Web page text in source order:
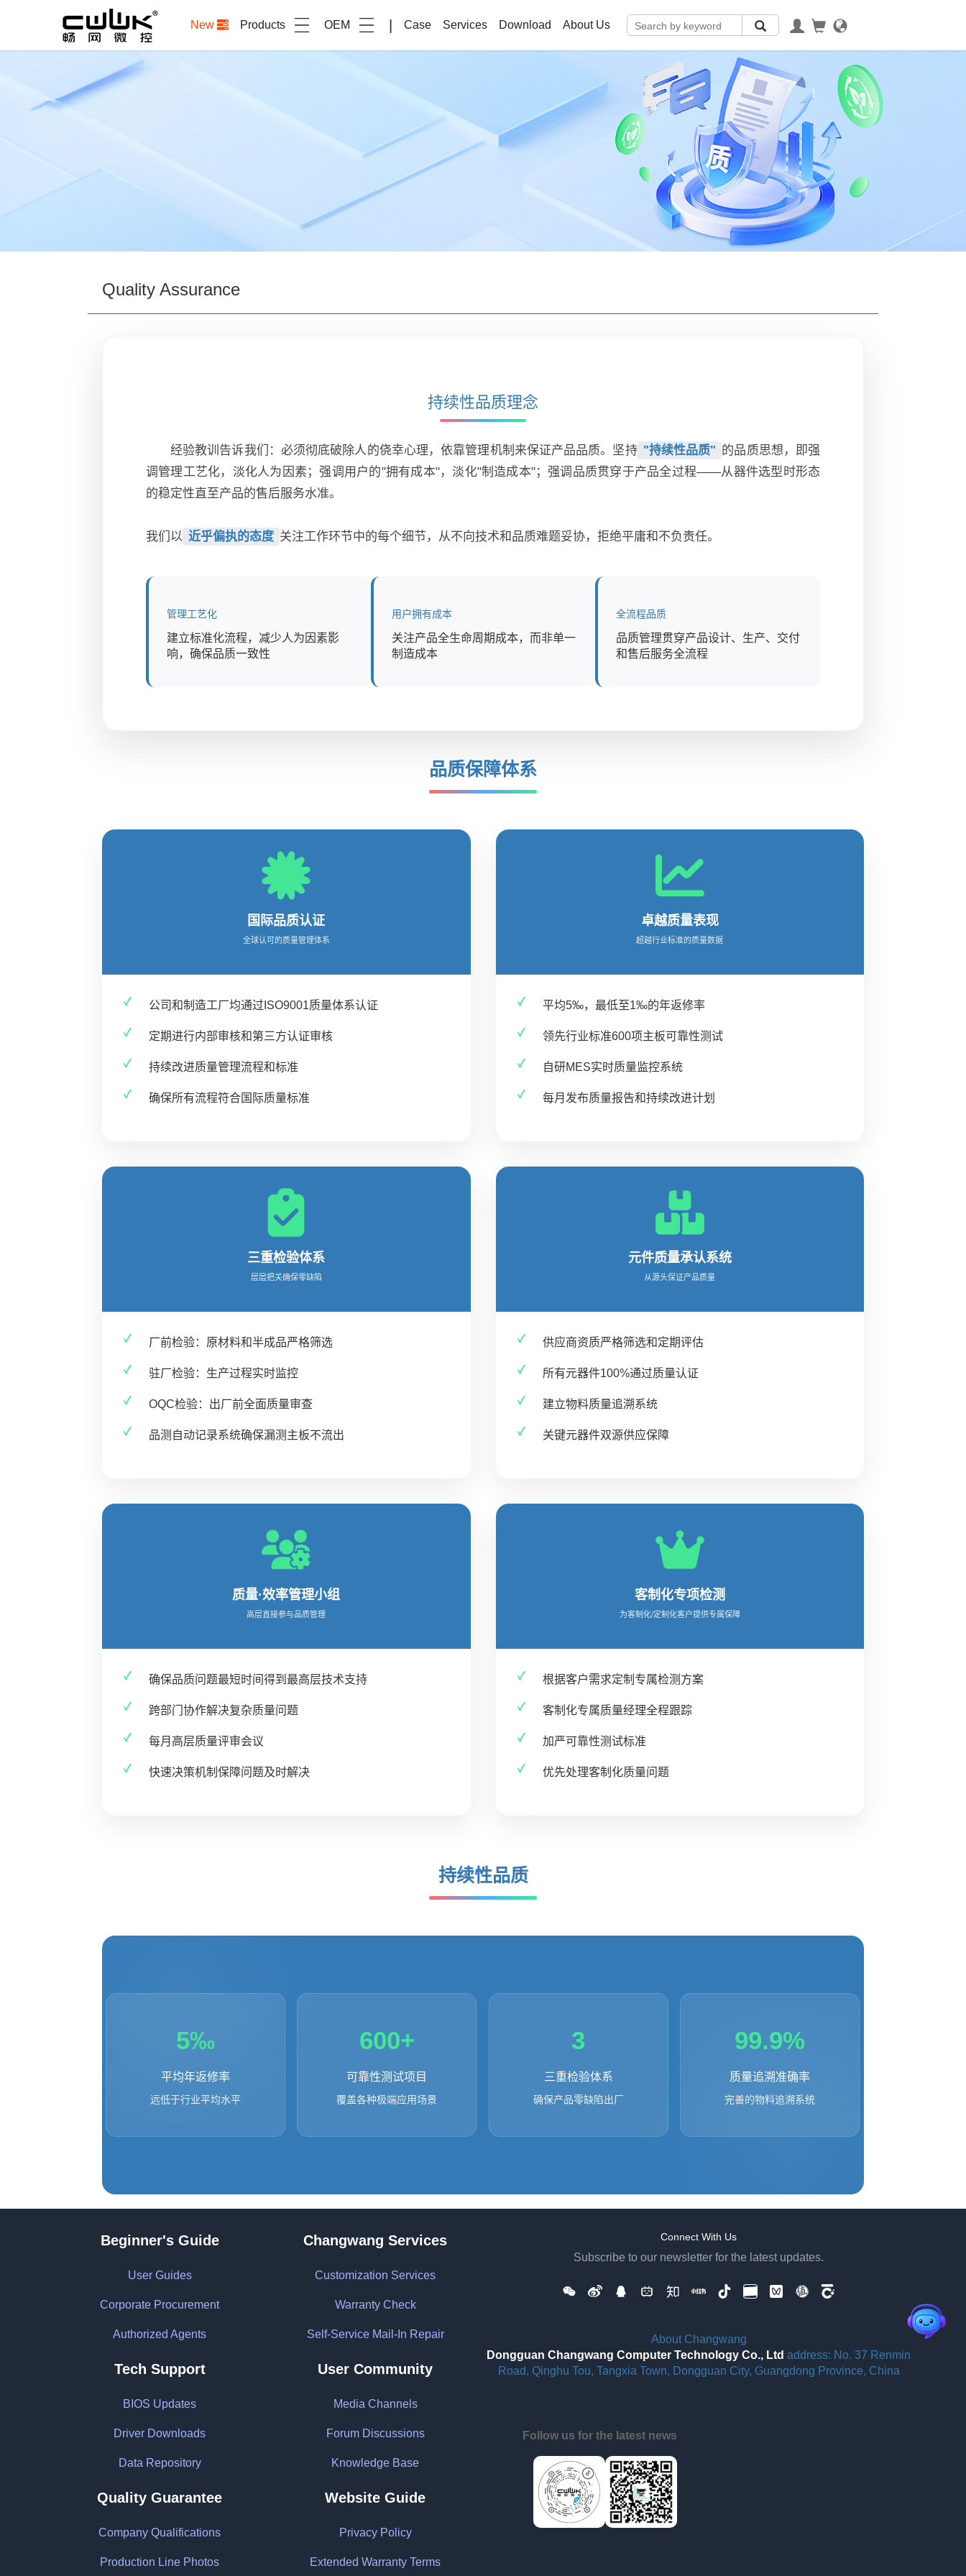
New Products OEM Case Services Download About Us
Quality Assurance
持续性品质理念
经验教训告诉我们：必须彻底破除人的侥幸心理，依靠管理机制来保证产品品质。坚持 "持续性品质" 的品质思想，即强
调管理工艺化，淡化人为因素；强调用户的"拥有成本"，淡化"制造成本"；强调品质贯穿于产品全过程——从器件选型时形态
的稳定性直至产品的售后服务水准。
我们以 近乎偏执的态度 关注工作环节中的每个细节，从不向技术和品质难题妥协，拒绝平庸和不负责任。
管理工艺化
建立标准化流程，减少人为因素影
响，确保品质一致性
用户拥有成本
关注产品全生命周期成本，而非单一
制造成本
全流程品质
品质管理贯穿产品设计、生产、交付
和售后服务全流程
品质保障体系
国际品质认证
全球认可的质量管理体系
公司和制造工厂均通过ISO9001质量体系认证
定期进行内部审核和第三方认证审核
持续改进质量管理流程和标准
确保所有流程符合国际质量标准
卓越质量表现
超越行业标准的质量数据
平均5‰，最低至1‰的年返修率
领先行业标准600项主板可靠性测试
自研MES实时质量监控系统
每月发布质量报告和持续改进计划
三重检验体系
层层把关确保零缺陷
厂前检验：原材料和半成品严格筛选
驻厂检验：生产过程实时监控
OQC检验：出厂前全面质量审查
品测自动记录系统确保漏测主板不流出
元件质量承认系统
从源头保证产品质量
供应商资质严格筛选和定期评估
所有元器件100%通过质量认证
建立物料质量追溯系统
关键元器件双源供应保障
质量·效率管理小组
高层直接参与品质管理
确保品质问题最短时间得到最高层技术支持
跨部门协作解决复杂质量问题
每月高层质量评审会议
快速决策机制保障问题及时解决
客制化专项检测
为客制化/定制化客户提供专属保障
根据客户需求定制专属检测方案
客制化专属质量经理全程跟踪
加严可靠性测试标准
优先处理客制化质量问题
持续性品质
5‰
平均年返修率
远低于行业平均水平
600+
可靠性测试项目
覆盖各种极端应用场景
3
三重检验体系
确保产品零缺陷出厂
99.9%
质量追溯准确率
完善的物料追溯系统
Beginner's Guide
User Guides
Corporate Procurement
Authorized Agents
Changwang Services
Customization Services
Warranty Check
Self-Service Mail-In Repair
Tech Support
BIOS Updates
Driver Downloads
Data Repository
User Community
Media Channels
Forum Discussions
Knowledge Base
Quality Guarantee
Company Qualifications
Production Line Photos
Website Guide
Privacy Policy
Extended Warranty Terms
Connect With Us
Subscribe to our newsletter for the latest updates.
About Changwang
Dongguan Changwang Computer Technology Co., Ltd address: No. 37 Renmin
Road, Qinghu Tou, Tangxia Town, Dongguan City, Guangdong Province, China
Follow us for the latest news